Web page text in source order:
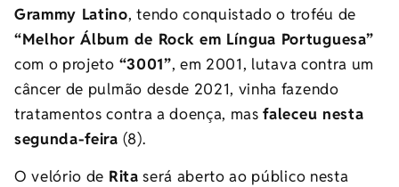
Grammy Latino, tendo conquistado o troféu de
“Melhor Álbum de Rock em Língua Portuguesa”
com o projeto “3001”, em 2001, lutava contra um
câncer de pulmão desde 2021, vinha fazendo
tratamentos contra a doença, masfaleceu nesta
segunda-feira (8).
O velório de Rita será aberto ao público nesta